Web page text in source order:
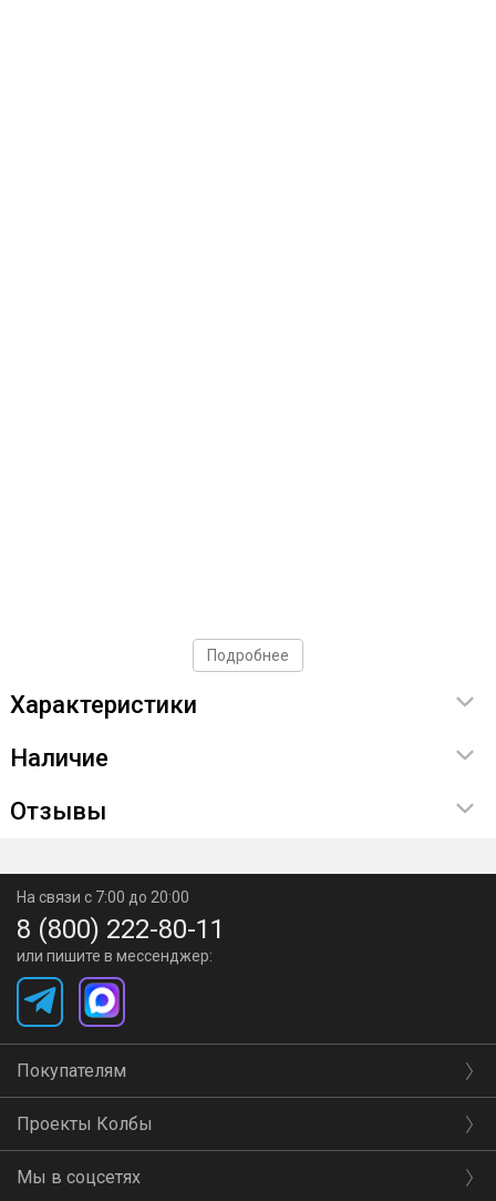
Подробнее
Характеристики
Наличие
Отзывы
На связи с 7:00 до 20:00
8 (800) 222-80-11
или пишите в мессенджер:
Покупателям
Проекты Колбы
Мы в соцсетях